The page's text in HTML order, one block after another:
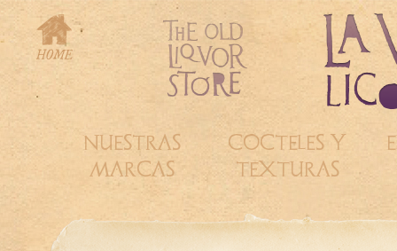
NUESTRAS
MARCAS
COCTELES Y
TEXTURAS